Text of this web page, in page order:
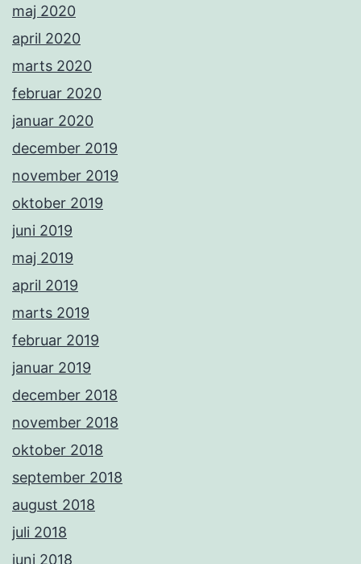
maj 2020
april 2020
marts 2020
februar 2020
januar 2020
december 2019
november 2019
oktober 2019
juni 2019
maj 2019
april 2019
marts 2019
februar 2019
januar 2019
december 2018
november 2018
oktober 2018
september 2018
august 2018
juli 2018
juni 2018